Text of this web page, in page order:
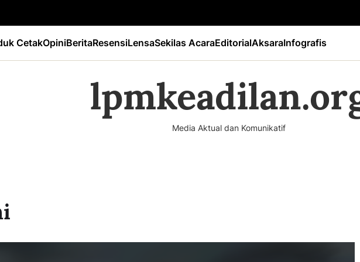
CetakOpiniBeritaResensiLensaSekilas AcaraEditorialAksaraInfografis
Media Aktual dan Komunikatif